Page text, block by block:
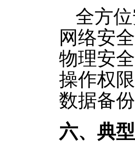
全方
网络安
物理安
操作权
数据备
六、典